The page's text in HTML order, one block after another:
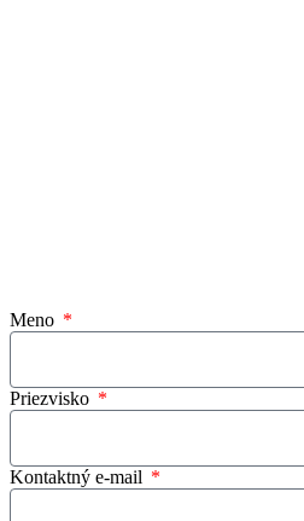
Meno
Priezvisko
Kontaktný e-mail